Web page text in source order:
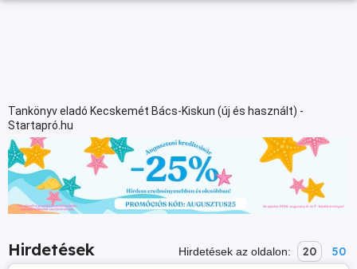
Tankönyv eladó Kecskemét Bács-Kiskun (új és használt) -
Startapró.hu
Hirdetések Hirdetések az oldalon: 20 50